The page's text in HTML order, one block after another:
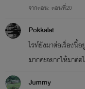
จากตอน: ตอนที่20
Pokkalat
ไรท์ยังมาต่อเรื่องนี้
มากค่ะอยากให้มา
Jummy